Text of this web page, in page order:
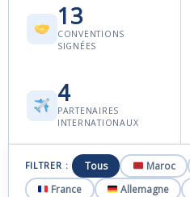
13
CONVENTIONS
SIGNÉES
4
PARTENAIRES
INTERNATIONAUX
FILTRER : Tous Maroc
France
Allemagne